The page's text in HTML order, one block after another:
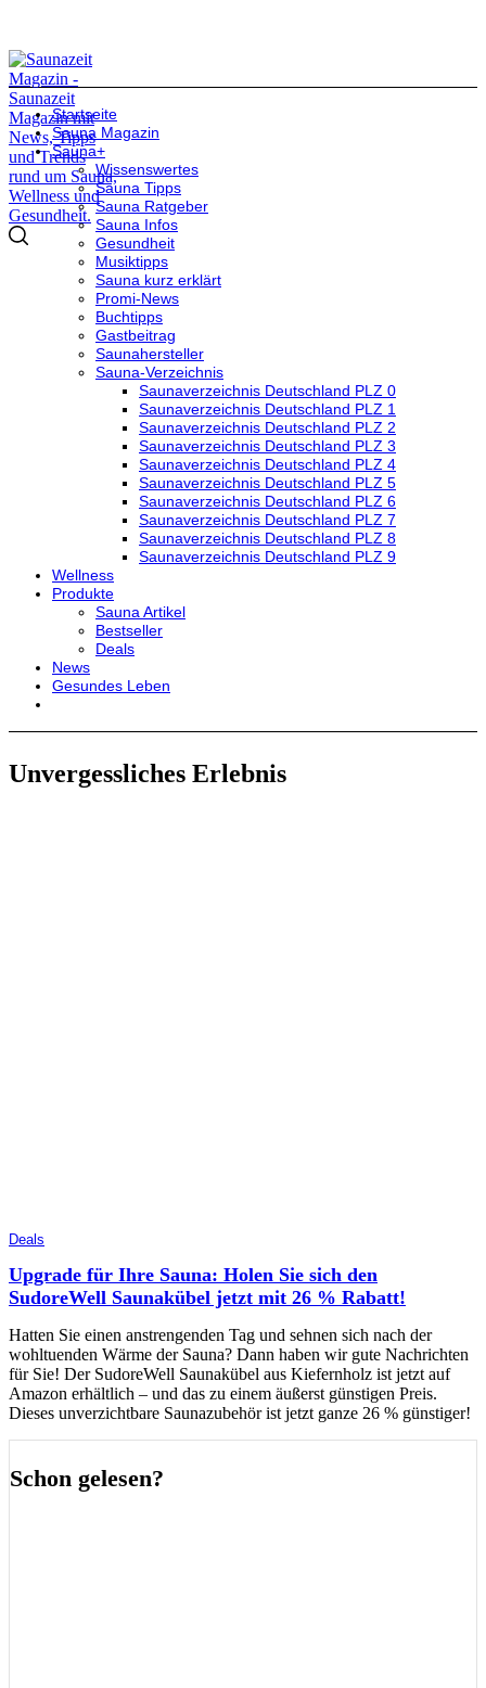
Startseite
Sauna Magazin
Sauna+
Wissenswertes
Sauna Tipps
Sauna Ratgeber
Sauna Infos
Gesundheit
Musiktipps
Sauna kurz erklärt
Promi-News
Buchtipps
Gastbeitrag
Saunahersteller
Sauna-Verzeichnis
Saunaverzeichnis Deutschland PLZ 0
Saunaverzeichnis Deutschland PLZ 1
Saunaverzeichnis Deutschland PLZ 2
Saunaverzeichnis Deutschland PLZ 3
Saunaverzeichnis Deutschland PLZ 4
Saunaverzeichnis Deutschland PLZ 5
Saunaverzeichnis Deutschland PLZ 6
Saunaverzeichnis Deutschland PLZ 7
Saunaverzeichnis Deutschland PLZ 8
Saunaverzeichnis Deutschland PLZ 9
Wellness
Produkte
Sauna Artikel
Bestseller
Deals
News
Gesundes Leben
Unvergessliches Erlebnis
Deals
Upgrade für Ihre Sauna: Holen Sie sich den
SudoreWell Saunakübel jetzt mit 26 % Rabatt!
Hatten Sie einen anstrengenden Tag und sehnen sich nach der
wohltuenden Wärme der Sauna? Dann haben wir gute Nachrichten
für Sie! Der SudoreWell Saunakübel aus Kiefernholz ist jetzt auf
Amazon erhältlich – und das zu einem äußerst günstigen Preis.
Dieses unverzichtbare Saunazubehör ist jetzt ganze 26 % günstiger!
Schon gelesen?